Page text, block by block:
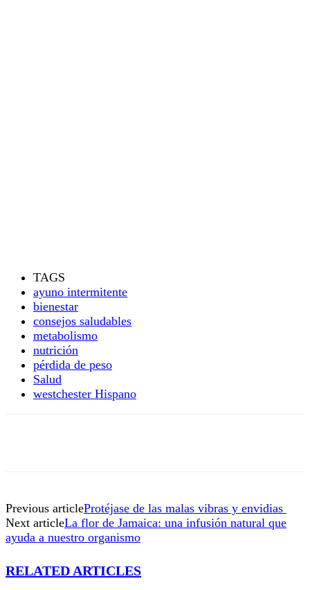
TAGS
ayuno intermitente
bienestar
consejos saludables
metabolismo
nutrición
pérdida de peso
Salud
westchester Hispano
Previous articleProtéjase de las malas vibras y envidias
Next articleLa flor de Jamaica: una infusión natural que
ayuda a nuestro organismo
RELATED ARTICLES